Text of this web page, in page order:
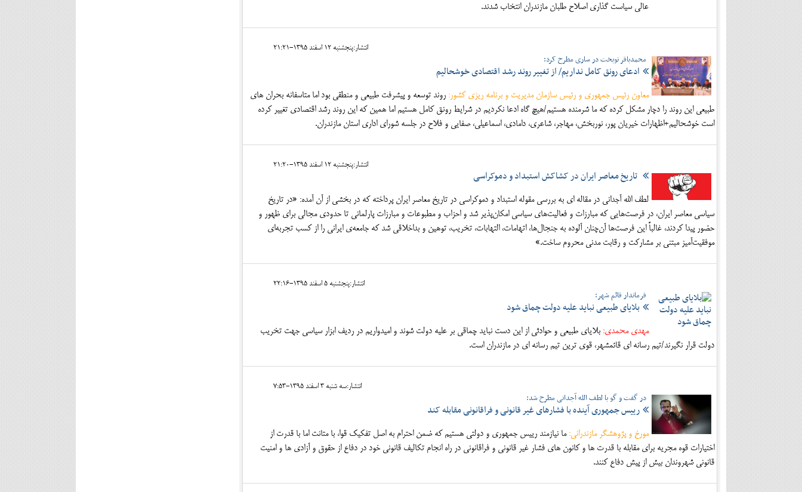
عالی سیاست گذاری اصلاح طلبان مازندران انتخاب شدند.
انتشار:پنجشنبه 12 اسفند 1395-21:21
محمدباقر نوبخت در ساری مطرح کرد:
ادعای رونق کامل نداریم/ از تغییر روند رشد اقتصادی خوشحالیم
معاون رئیس جمهوری و رئیس سازمان مدیریت و برنامه ریزی کشور: روند توسعه و پیشرفت طبیعی و منطقی بود اما متاسفانه بحران های
طبیعی این روند را دچار مشکل کرده که ما شرمنده هستیم/هیچ گاه ادعا نکردیم در شرایط رونق کامل هستیم اما همین که این روند رشد اقتصادی تغییر کرده
است خوشحالیم+اظهارات خیریان پور، نوربخش، مهاجر، شاعری، دامادی، اسماعیلی، صفایی و فلاح در جلسه شورای اداری استان مازندران.
انتشار:پنجشنبه 12 اسفند 1395-21:20
تاریخ معاصر ایران در کشاکش استبداد و دموکراسی
لطف الله آجدانی در مقاله ای به بررسی مقوله استبداد و دموکراسی در تاریخ معاصر ایران پرداخته که در بخشی از آن آمده: «در تاریخ
سیاسی معاصر ایران، در فرصت‌هایی که مبارزات و فعالیت‌های سیاسی امکان‌پذیر شد و احزاب و مطبوعات و مبارزات پارلمانی تا حدودی مجالی برای ظهور و
حضور پیدا کردند، غالباً این فرصت‌ها آن‌چنان آلوده به جنجال‌ها، اتهامات، التهابات، تخریب، توهین و بداخلاقی‌ شد که جامعه‌ی ایرانی را از کسب تجربه‌ای
موفقیت‌آمیز مبتنی بر مشارکت و رقابت مدنی محروم ساخت.»
انتشار:پنجشنبه 5 اسفند 1395-22:16
فرماندار قائم شهر:
بلایای طبیعی نباید علیه دولت چماق شود
مهدی محمدی: بلایای طبیعی و حوادثی از این دست نباید چماقی بر علیه دولت شوند و امیدواریم در ردیف ابزار سیاسی جهت تخریب
دولت قرار نگیرند/تیم رسانه ای قائمشهر، قوی ترین تیم رسانه ای در مازندران است.
انتشار:سه شنبه 3 اسفند 1395-7:53
در گفت و گو با لطف الله آجدانی مطرح شد:
رییس جمهوری آینده با فشارهای غیر قانونی و فراقانونی مقابله کند
مورخ و پژوهشگر مازندرانی: ما نیازمند رییس جمهوری و دولتی هستیم که ضمن احترام به اصل تفکیک قوا، با متانت اما با قدرت از
اختیارات قوه مجریه برای مقابله با قدرت ها و کانون های فشار غیر قانونی و فراقانونی در راه انجام تکالیف قانونی خود در دفاع از حقوق و آزادی ها و امنیت
قانونی شهروندان بیش از پیش دفاع کنند.